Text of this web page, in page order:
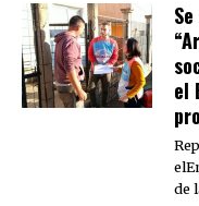
el
de